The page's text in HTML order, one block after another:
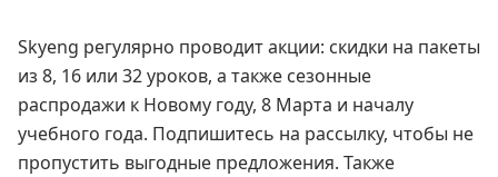
Skyeng регулярно проводит акции: скидки на пакеты
из 8, 16 или 32 уроков, а также сезонные
распродажи к Новому году, 8 Марта и началу
учебного года. Подпишитесь на рассылку, чтобы не
пропустить выгодные предложения. Также